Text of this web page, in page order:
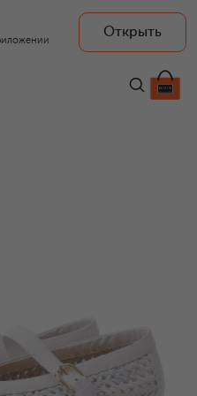
Открыть
45 050 ₽